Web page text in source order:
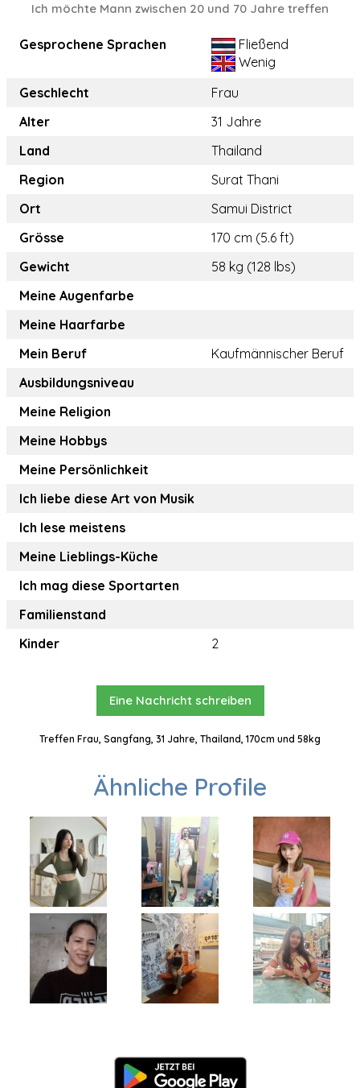
Ich möchte Mann zwischen 20 und 70 Jahre treffen
Gesprochene Sprachen
Fließend
Wenig
Geschlecht
Frau
Alter
31 Jahre
Land
Thailand
Region
Surat Thani
Ort
Samui District
Grösse
170 cm (5.6 ft)
Gewicht
58 kg (128 lbs)
Meine Augenfarbe
Meine Haarfarbe
Mein Beruf
Kaufmännischer Beruf
Ausbildungsniveau
Meine Religion
Meine Hobbys
Meine Persönlichkeit
Ich liebe diese Art von Musik
Ich lese meistens
Meine Lieblings-Küche
Ich mag diese Sportarten
Familienstand
Kinder
2
Eine Nachricht schreiben
Treffen Frau, Sangfang, 31 Jahre, Thailand, 170cm und 58kg
Ähnliche Profile